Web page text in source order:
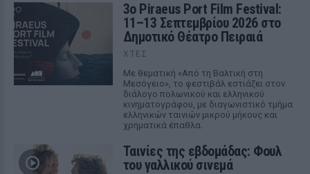
3ο Piraeus Port Film Festival:
11–13 Σεπτεμβρίου 2026 στο
Δημοτικό Θέατρο Πειραιά
ΧΤΕΣ
Με θεματική «Από τη Βαλτική στη
Μεσόγειο», το φεστιβάλ εστιάζει στον
διάλογο πολωνικού και ελληνικού
κινηματογράφου, με διαγωνιστικό τμήμα
ελληνικών ταινιών μικρού μήκους και
χρηματικά έπαθλα.
Ταινίες της εβδομάδας: Φουλ
του γαλλικού σινεμά